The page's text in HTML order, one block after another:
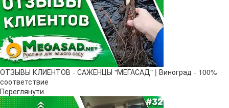
ОТЗЫВЫ КЛИЕНТОВ - САЖЕНЦЫ "МЕГАСАД" | Виноград - 100%
соответствие
Переглянути